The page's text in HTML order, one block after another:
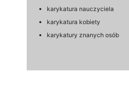
karykatura nauczyciela
karykatura kobiety
karykatury znanych osób